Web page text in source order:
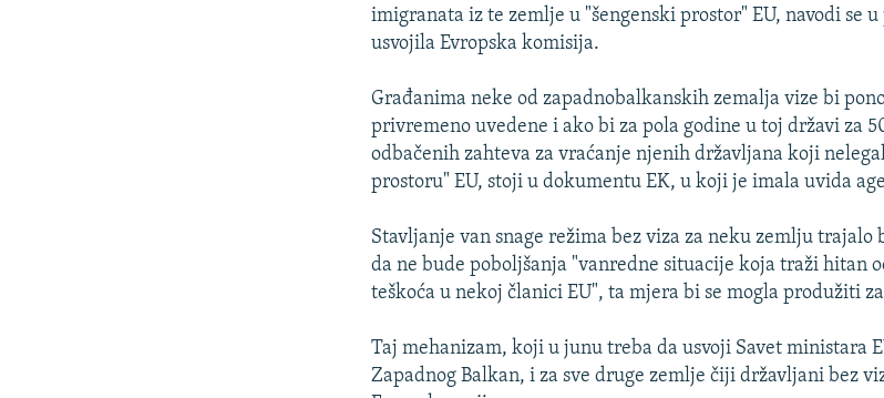
imigranata iz te zemlje u "šengenski prostor" EU, navodi se
usvojila Evropska komisija.
Građanima neke od zapadnobalkanskih zemalja vize bi
privremeno uvedene i ako bi za pola godine u toj državi za
odbačenih zahteva za vraćanje njenih državljana koji
prostoru" EU, stoji u dokumentu EK, u koji je imala uvida
Stavljanje van snage režima bez viza za neku zemlju trajalo
da ne bude poboljšanja "vanredne situacije koja traži hitan
teškoća u nekoj članici EU", ta mjera bi se mogla produžiti
Taj mehanizam, koji u junu treba da usvoji Savet ministara
Zapadnog Balkan, i za sve druge zemlje čiji državljani bez